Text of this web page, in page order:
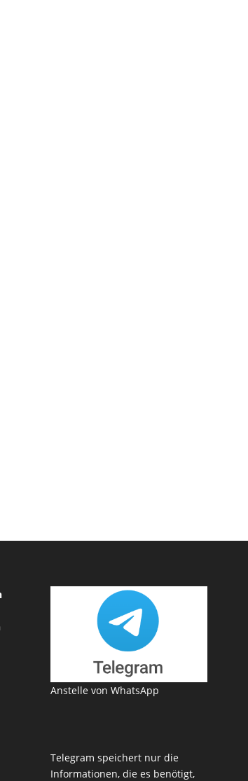
Anstelle von WhatsApp
Telegram speichert nur die
Informationen, die es benötigt,